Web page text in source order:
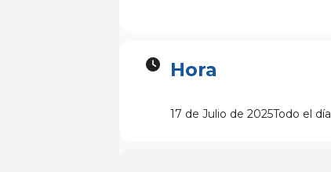
Hora
17 de Julio de 2025Todo el día